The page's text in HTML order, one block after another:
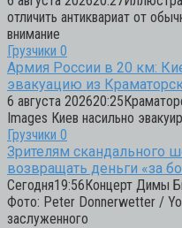
отличить антиквариат от
внимание
Грузчики 0
Армия России в 20 км:
эвакуацию из
6 августа
Images Киев насильно
Грузчики 0
Зрителям скандального
возвращать деньги «за
Сегодня19:56Концерт Димы
Фото: Peter Donnerwetter /
заслуженного